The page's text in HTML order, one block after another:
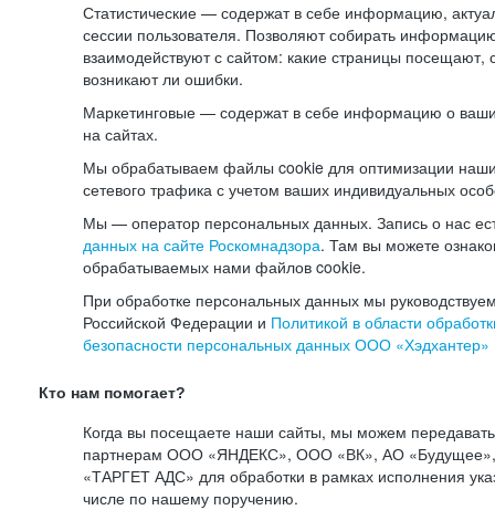
Статистические — содержат в себе информацию,
сессии пользователя. Позволяют собирать
взаимодействуют с сайтом: какие страницы посещают,
возникают ли ошибки.
Маркетинговые — содержат в себе информацию о
на сайтах.
Мы обрабатываем файлы cookie для оптимизации
сетевого трафика с учетом ваших индивидуальных
Мы — оператор персональных данных. Запись о нас
данных на сайте Роскомнадзора. Там вы можете
обрабатываемых нами файлов cookie.
При обработке персональных данных мы
Российской Федерации и Политикой в области
безопасности персональных данных ООО «Хэдхантер»
Кто нам помогает?
Когда вы посещаете наши сайты, мы можем
партнерам ООО «ЯНДЕКС», ООО «ВК», АО
«ТАРГЕТ АДС» для обработки в рамках исполнения
числе по нашему поручению.